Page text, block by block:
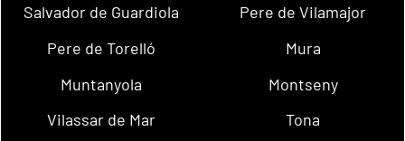
Salvador de Guardiola
Pere de Vilamajor
Pere de Torelló
Mura
Muntanyola
Montseny
Vilassar de Mar
Tona